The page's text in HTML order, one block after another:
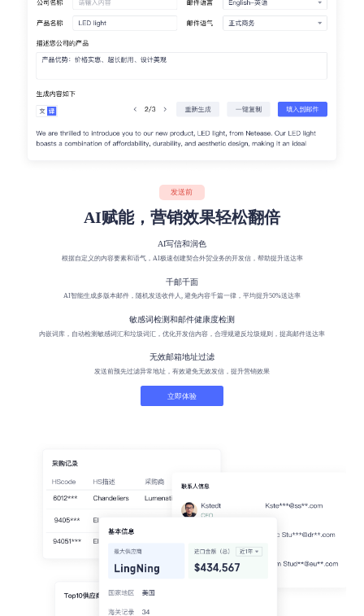
发送前
AI赋能，营销效果轻松翻倍
AI写信和润色
根据自定义的内容要素和语气，AI极速创建契合外贸业务的开发信，帮助提升送达率
千邮千面
AI智能生成多版本邮件，随机发送收件人, 避免内容千篇一律，平均提升50%送达率
敏感词检测和邮件健康度检测
内嵌词库，自动检测敏感词汇和垃圾词汇，优化开发信内容，合理规避反垃圾规则，提高邮件送达率
无效邮箱地址过滤
发送前预先过滤异常地址，有效避免无效发信，提升营销效果
立即体验